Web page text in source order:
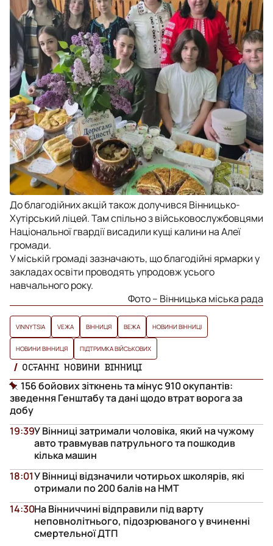
До благодійних акцій також долучився Вінницько-
Хутірський ліцей. Там спільно з військовослужбовцями
Національної гвардії висадили кущі калини на Алеї
громади.
У міській громаді зазначають, що благодійні ярмарки у
закладах освіти проводять упродовж усього
навчального року.
Фото – Вінницька міська рада
VINNYTSIA VЕЖА ВІННИЦЯ ВЕЖА НОВИНИ ВІННИЦІ
НОВИНИ ВІННИЦЯ ПІДТРИМКА ВІЙСЬКОВИХ
ОСТАННІ НОВИНИ ВІННИЦІ
156 бойових зіткнень та мінус 910 окупантів:
зведення Генштабу та дані щодо втрат ворога за
добу
У Вінниці затримали чоловіка, який на чужому
авто травмував патрульного та пошкодив
кілька машин
19:39
У Вінниці відзначили чотирьох школярів, які
отримали по 200 балів на НМТ
18:01
На Вінниччині відправили під варту
неповнолітнього, підозрюваного у вчиненні
смертельної ДТП
14:30